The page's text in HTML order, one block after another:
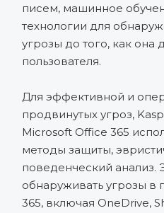
писем, машинное
технологии для
угрозы до того, как она
пользователя.
Для эффективной и
продвинутых угроз,
Microsoft Office 365
методы защиты,
поведенческий анализ.
обнаруживать угрозы в
365, включая OneDrive,